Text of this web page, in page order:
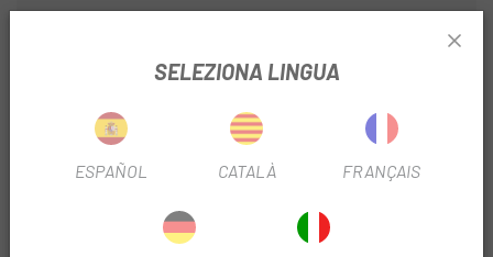
. Tessuto multi-struttura per ottenere prestazioni ottimali
in tutte le parti del calzino
. Fascia di supporto compressiva nella parte centrale del
. Costruzione asimmetrica per adattarsi alla forma del
SELEZIONA LINGUA
ESPAÑOL CATALÀ FRANÇAIS